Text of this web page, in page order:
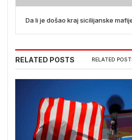
Da li je došao kraj sicilijanske
RELATED POSTS RELATED